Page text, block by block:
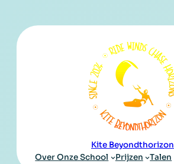
Kite Beyondthorizon
Over Onze School
Prijzen Talen